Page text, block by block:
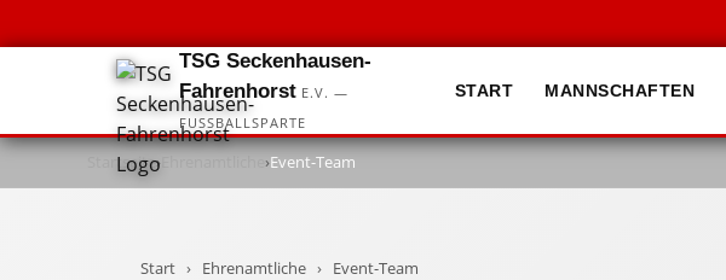
TSG Seckenhausen-
Fahrenhorst E.V. —
FUSSBALLSPARTE
START MANNSCHAFTEN
Startseite› ›Event-Team
Start › Ehrenamtliche › Event-Team